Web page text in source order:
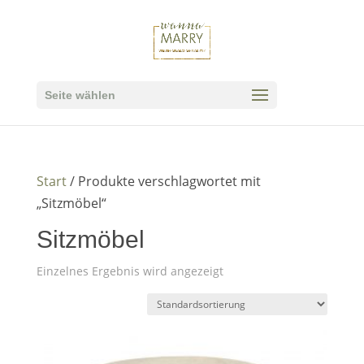
Seite wählen
Start/ Produkte verschlagwortet mit
„Sitzmöbel“
Sitzmöbel
Einzelnes Ergebnis wird angezeigt